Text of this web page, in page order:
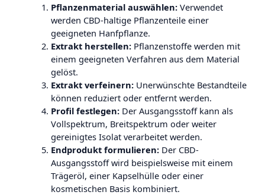
Pflanzenmaterial auswählen:Verwendet
werden CBD-haltige Pflanzenteile einer
geeigneten Hanfpflanze.
Extrakt herstellen:Pflanzenstoffe werden mit
einem geeigneten Verfahren aus dem Material
gelöst.
Extrakt verfeinern:Unerwünschte Bestandteile
können reduziert oder entfernt werden.
Profil festlegen:Der Ausgangsstoff kann als
Vollspektrum, Breitspektrum oder weiter
gereinigtes Isolat verarbeitet werden.
Endprodukt formulieren:Der CBD-
Ausgangsstoff wird beispielsweise mit einem
Trägeröl, einer Kapselhülle oder einer
kosmetischen Basis kombiniert.